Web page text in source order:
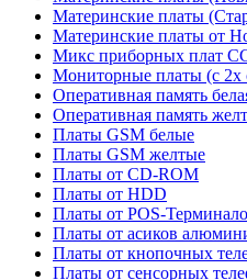
Материнские платы
Материнские платы от
Микс приборных плат
Мониторные платы (с 2х
Оперативная память
Оперативная память
Платы GSM белые
Платы GSM желтые
Платы от CD-ROM
Платы от HDD
Платы от POS-
Платы от асиков
Платы от кнопочных
Платы от сенсорных